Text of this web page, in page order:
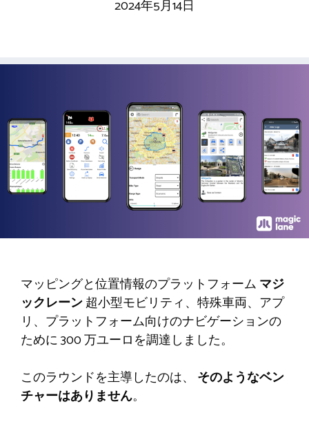
2024年5月14日
マッピングと位置情報のプラットフォーム マジ
ックレーン超小型モビリティ、特殊車両、アプ
リ、プラットフォーム向けのナビゲーションの
ために 300 万ユーロを調達しました。
このラウンドを主導したのは、 そのようなベン
チャーはありません。